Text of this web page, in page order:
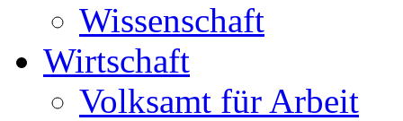
Wissenschaft
Wirtschaft
Volksamt für Arbeit